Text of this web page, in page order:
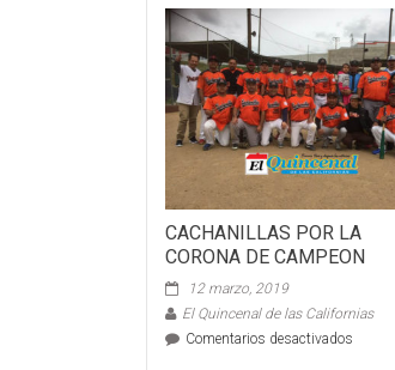
CACHANILLAS POR LA
CORONA DE CAMPEON
12 marzo, 2019
El Quincenal de las Californias
Comentarios desactivados